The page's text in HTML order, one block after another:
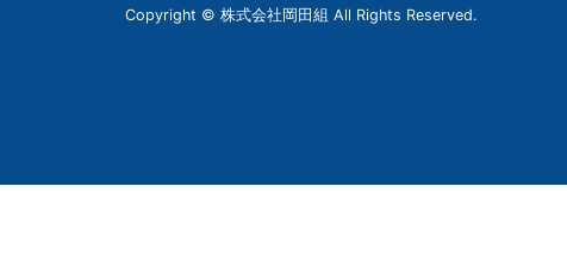
Copyright © 株式会社岡田組 All Rights Reserved.